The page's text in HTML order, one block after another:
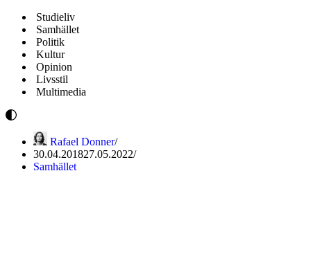
Studieliv
Samhället
Politik
Kultur
Opinion
Livsstil
Multimedia
Rafael Donner
30.04.201827.05.2022
Samhället